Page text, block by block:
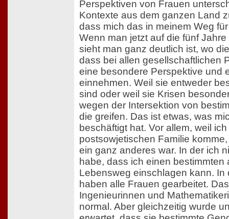
Perspektiven von Frauen
Kontexte aus dem ganzen Land
dass mich das in meinem Weg
Wenn man jetzt auf die fünf
sieht man ganz deutlich ist, wo
dass bei allen gesellschaftlichen
eine besondere Perspektive und
einnehmen. Weil sie entweder
sind oder weil sie Krisen
wegen der Intersektion von
die greifen. Das ist etwas, was
beschäftigt hat. Vor allem, weil
postsowjetischen Familie
ein ganz anderes war. In der ich
habe, dass ich einen bestimmten
Lebensweg einschlagen kann. In
haben alle Frauen gearbeitet.
Ingenieurinnen und
normal. Aber gleichzeitig wurde